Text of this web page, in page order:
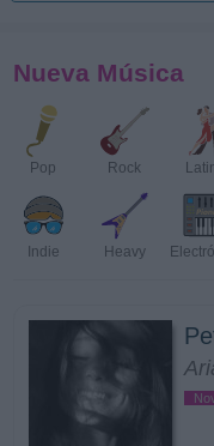
Nueva Música
Pop Rock
Indie Heavy